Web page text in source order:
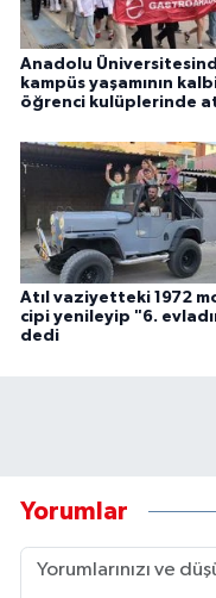
Anadolu
kampüs yaşamının
öğrenci kulüplerinde
Atıl vaziyetteki 1972
cipi yenileyip "6.
dedi
Yorumlar